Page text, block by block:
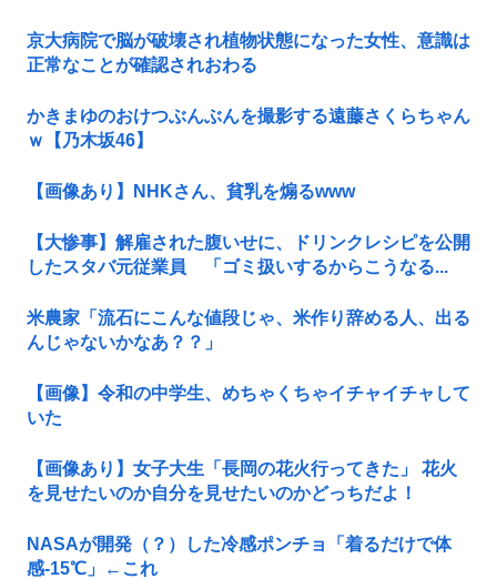
京大病院で脳が破壊され植物状態になった女性、意識は
正常なことが確認されおわる
かきまゆのおけつぶんぶんを撮影する遠藤さくらちゃん
ｗ【乃木坂46】
【画像あり】NHKさん、貧乳を煽るwww
【大惨事】解雇された腹いせに、ドリンクレシピを公開
したスタバ元従業員 「ゴミ扱いするからこうなる...
米農家「流石にこんな値段じゃ、米作り辞める人、出る
んじゃないかなあ？？」
【画像】令和の中学生、めちゃくちゃイチャイチャして
いた
【画像あり】女子大生「長岡の花火行ってきた」 花火
を見せたいのか自分を見せたいのかどっちだよ！
NASAが開発（？）した冷感ポンチョ「着るだけで体
感-15℃」←これ